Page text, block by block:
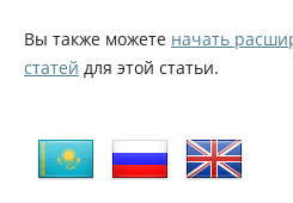
Вы также можете начать
статей для этой статьи.